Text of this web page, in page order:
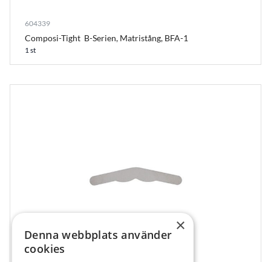
604339
Composi-Tight B-Serien, Matristång, BFA-1
1 st
×
Denna webbplats använder
cookies